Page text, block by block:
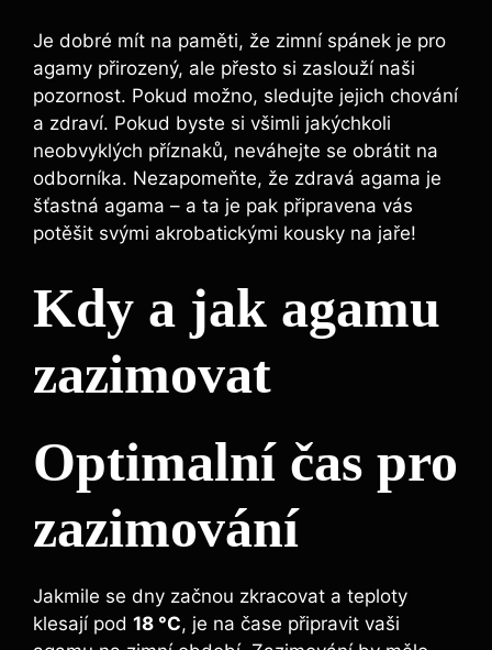
Je dobré mít na paměti, že zimní spánek je pro
agamy přirozený, ale přesto si zaslouží naši
pozornost. Pokud možno, sledujte jejich chování
a zdraví. Pokud byste si všimli jakýchkoli
neobvyklých příznaků, neváhejte se obrátit na
odborníka. Nezapomeňte, že zdravá agama je
šťastná agama – a ta je pak připravena vás
potěšit svými akrobatickými kousky na jaře!
Kdy a jak agamu
zazimovat
Optimalní čas pro
zazimování
Jakmile se dny začnou zkracovat a teploty
klesají pod 18 °C, je na čase připravit vaši